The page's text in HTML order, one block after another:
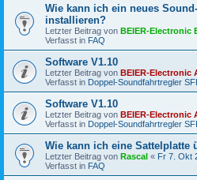
Wie kann ich ein neues
installieren?
Letzter Beitrag von BEIER-Electronic
Verfasst in FAQ
Software V1.10
Letzter Beitrag von BEIER-Electronic
Verfasst in Doppel-Soundfahrtregler
Software V1.10
Letzter Beitrag von BEIER-Electronic
Verfasst in Doppel-Soundfahrtregler
Wie kann ich eine Sattelplatte
Letzter Beitrag von Rascal « Fr 7. Okt
Verfasst in FAQ